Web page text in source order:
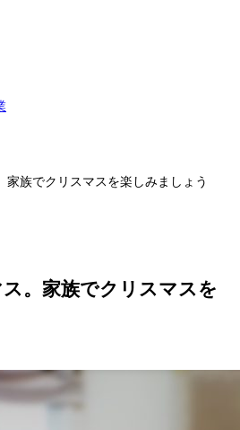
家族でクリスマスを楽しみましょう
。家族でクリスマスを